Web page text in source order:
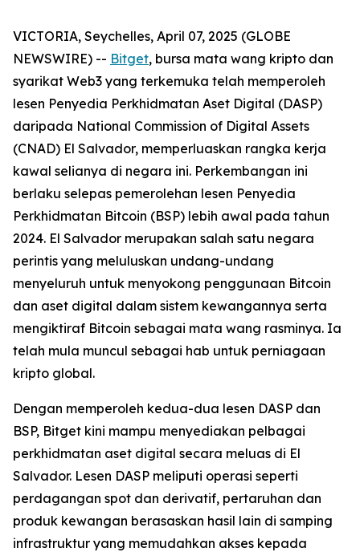
VICTORIA, Seychelles, April 07, 2025 (GLOBE
NEWSWIRE) -- Bitget, bursa mata wang kripto dan
syarikat Web3 yang terkemuka telah memperoleh
lesen Penyedia Perkhidmatan Aset Digital (DASP)
daripada National Commission of Digital Assets
(CNAD) El Salvador, memperluaskan rangka kerja
kawal selianya di negara ini. Perkembangan ini
berlaku selepas pemerolehan lesen Penyedia
Perkhidmatan Bitcoin (BSP) lebih awal pada tahun
2024. El Salvador merupakan salah satu negara
perintis yang meluluskan undang-undang
menyeluruh untuk menyokong penggunaan Bitcoin
dan aset digital dalam sistem kewangannya serta
mengiktiraf Bitcoin sebagai mata wang rasminya. Ia
telah mula muncul sebagai hab untuk perniagaan
kripto global.
Dengan memperoleh kedua-dua lesen DASP dan
BSP, Bitget kini mampu menyediakan pelbagai
perkhidmatan aset digital secara meluas di El
Salvador. Lesen DASP meliputi operasi seperti
perdagangan spot dan derivatif, pertaruhan dan
produk kewangan berasaskan hasil lain di samping
infrastruktur yang memudahkan akses kepada